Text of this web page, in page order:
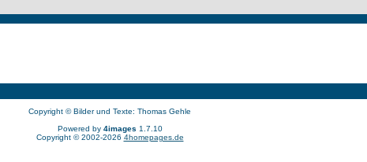
Copyright © Bilder und Texte: Thomas Gehle
Powered by 4images 1.7.10
Copyright © 2002-2026 4homepages.de